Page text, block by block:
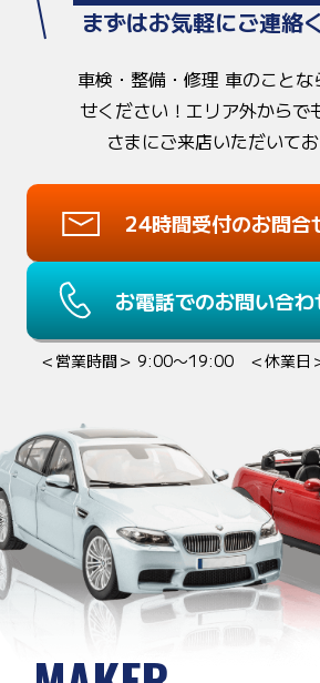
まずはお気軽にご連絡
車検・整備・修理 車のことな
せください！ エリア外からで
さまにご来店いただいてお
24時間受付のお問合
お電話でのお問い合
＜営業時間＞ 9:00〜19:00 ＜休業日